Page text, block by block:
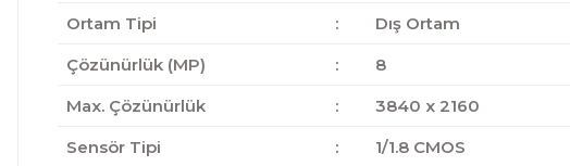
Ortam Tipi :
Dış Ortam
Çözünürlük (MP)
:
8
Max. Çözünürlük
:
3840 x 2160
Sensör Tipi
:
1/1.8 CMOS